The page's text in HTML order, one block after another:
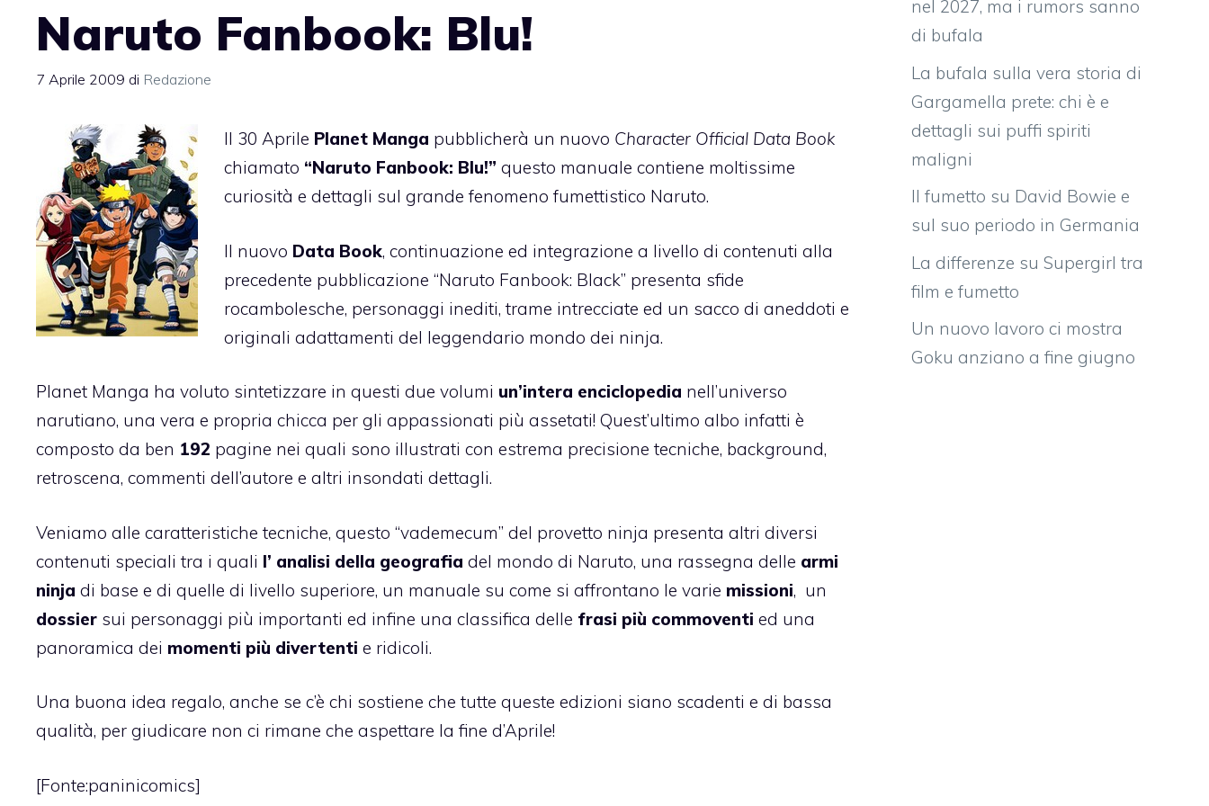
Naruto Fanbook: Blu!
7 Aprile 2009 di Redazione
Il 30 Aprile Planet Manga pubblicherà un nuovo Character Official Data Book
chiamato “Naruto Fanbook: Blu!” questo manuale contiene moltissime
curiosità e dettagli sul grande fenomeno fumettistico Naruto.
Il nuovo Data Book, continuazione ed integrazione a livello di contenuti alla
precedente pubblicazione “Naruto Fanbook: Black” presenta sfide
rocambolesche, personaggi inediti, trame intrecciate ed un sacco di aneddoti e
originali adattamenti del leggendario mondo dei ninja.
Planet Manga ha voluto sintetizzare in questi due volumi un’intera enciclopedia nell’universo
narutiano, una vera e propria chicca per gli appassionati più assetati! Quest’ultimo albo infatti è
composto da ben 192 pagine nei quali sono illustrati con estrema precisione tecniche, background,
retroscena, commenti dell’autore e altri insondati dettagli.
Veniamo alle caratteristiche tecniche, questo “vademecum” del provetto ninja presenta altri diversi
contenuti speciali tra i quali l’ analisi della geografia del mondo di Naruto, una rassegna delle armi
ninja di base e di quelle di livello superiore, un manuale su come si affrontano le varie missioni, un
dossier sui personaggi più importanti ed infine una classifica delle frasi più commoventi ed una
panoramica dei momenti più divertenti e ridicoli.
Una buona idea regalo, anche se c’è chi sostiene che tutte queste edizioni siano scadenti e di bassa
qualità, per giudicare non ci rimane che aspettare la fine d’Aprile!
[Fonte:paninicomics]
nel 2027, ma i rumors sanno
di bufala
La bufala sulla vera storia di
Gargamella prete: chi è e
dettagli sui puffi spiriti
maligni
Il fumetto su David Bowie e
sul suo periodo in Germania
La differenze su Supergirl tra
film e fumetto
Un nuovo lavoro ci mostra
Goku anziano a fine giugno